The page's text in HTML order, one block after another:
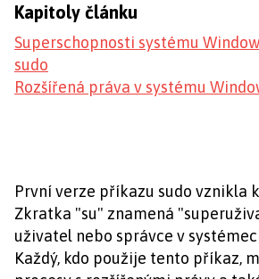
Kapitoly článku
Superschopnosti systému
sudo
Rozšířená práva v systému
První verze příkazu sudo vznikla
Zkratka "su" znamená
uživatel nebo správce v
Každý, kdo použije tento příkaz,